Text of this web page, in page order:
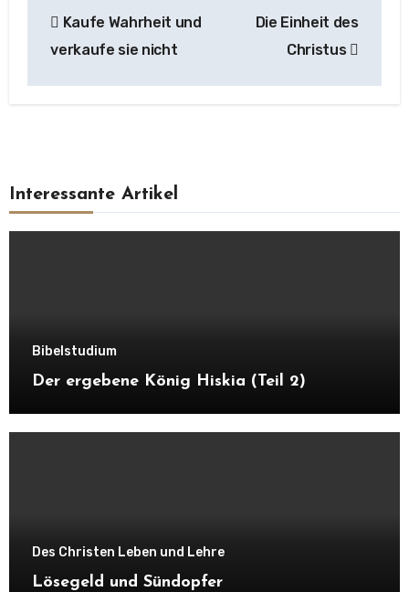
Kaufe Wahrheit und
verkaufe sie nicht
Die Einheit des
Christus
Interessante Artikel
Bibelstudium
Der ergebene König Hiskia (Teil 2)
Des Christen Leben und Lehre
Lösegeld und Sündopfer